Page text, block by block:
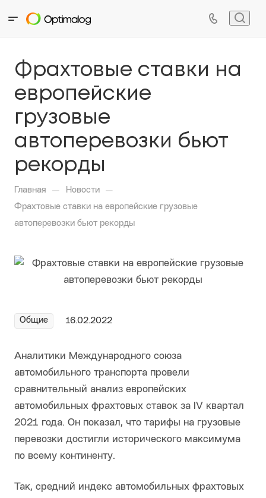
Фрахтовые ставки на
европейские
грузовые
автоперевозки бьют
рекорды
Главная — Новости —
Фрахтовые ставки на европейские грузовые
автоперевозки бьют рекорды
Общие 16.02.2022
Аналитики Международного союза
автомобильного транспорта провели
сравнительный анализ европейских
автомобильных фрахтовых ставок за IV квартал
2021 года. Он показал, что тарифы на грузовые
перевозки достигли исторического максимума
по всему континенту.
Так, средний индекс автомобильных фрахтовых